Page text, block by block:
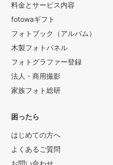
料金とサービス内容
fotowaギフト
フォトブック（アルバム）
木製フォトパネル
フォトグラファー登録
法人・商用撮影
家族フォト総研
困ったら
はじめての方へ
よくあるご質問